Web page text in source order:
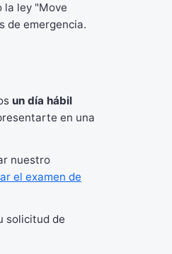
la ley "Move
de emergencia.
un día hábil
en una
nuestro
el examen de
solicitud de